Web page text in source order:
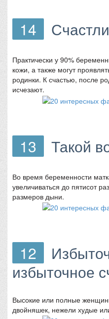
14
Практически у 90%
кожи, а также могут
родинки. К счастью, после
исчезают.
13 Такой
Во время беременности
увеличиваться до пятисот
размеров дыни.
12
избыточное
Высокие или полные
двойняшек, нежели худые